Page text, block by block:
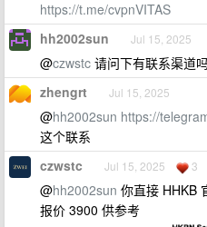
https://t.me/cvpnVITAS
hh2002sun Jul 15, 2025
@czwstc 请问下有联系渠道吗
zhengrt Jul 15, 2025
@hh2002sun https://
这个联系
czwstc Jul 15, 2025 3
@hh2002sun 你直接 HHKB
报价 3900 供参考